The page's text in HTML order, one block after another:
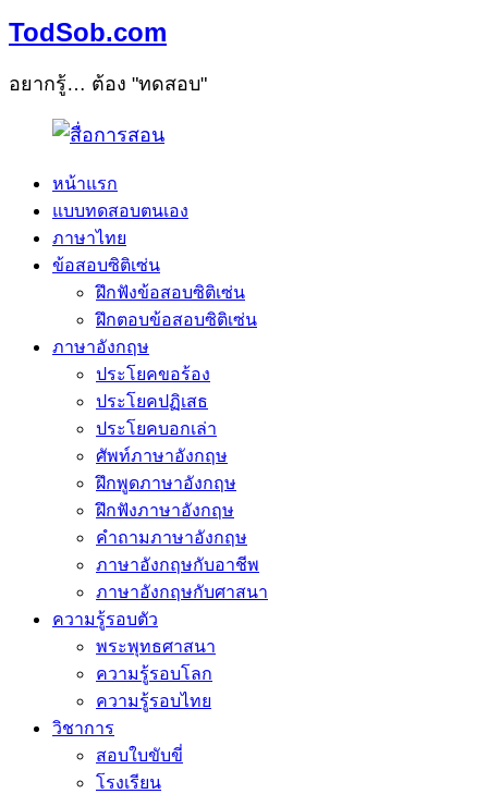
TodSob.com
อยากรู้… ต้อง "ทดสอบ"
หน้าแรก
แบบทดสอบตนเอง
ภาษาไทย
ข้อสอบซิติเซ่น
ฝึกฟังข้อสอบซิติเซ่น
ฝึกตอบข้อสอบซิติเซ่น
ภาษาอังกฤษ
ประโยคขอร้อง
ประโยคปฏิเสธ
ประโยคบอกเล่า
ศัพท์ภาษาอังกฤษ
ฝึกพูดภาษาอังกฤษ
ฝึกฟังภาษาอังกฤษ
คำถามภาษาอังกฤษ
ภาษาอังกฤษกับอาชีพ
ภาษาอังกฤษกับศาสนา
ความรู้รอบตัว
พระพุทธศาสนา
ความรู้รอบโลก
ความรู้รอบไทย
วิชาการ
สอบใบขับขี่
โรงเรียน